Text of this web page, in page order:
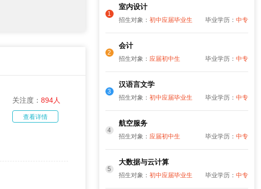
关注度：894人
查看详情
1
室内设计
招生对象： 初中应届毕业生 毕业学历： 中专
2
会计
招生对象： 应届初中生 毕业学历： 中专
3
汉语言文学
招生对象： 初中应届毕业生 毕业学历： 中专
4
航空服务
招生对象： 应届初中生 毕业学历： 中专
5
大数据与云计算
招生对象： 初中应届毕业生 毕业学历： 中专